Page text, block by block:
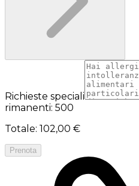
Richieste speciali
rimanenti: 500
Totale: 102,00 €
Prenota